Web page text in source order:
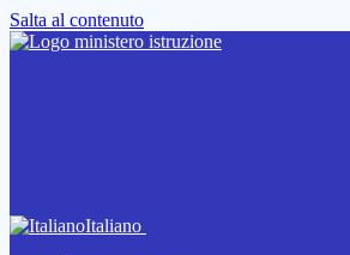
Salta al contenuto
Italiano